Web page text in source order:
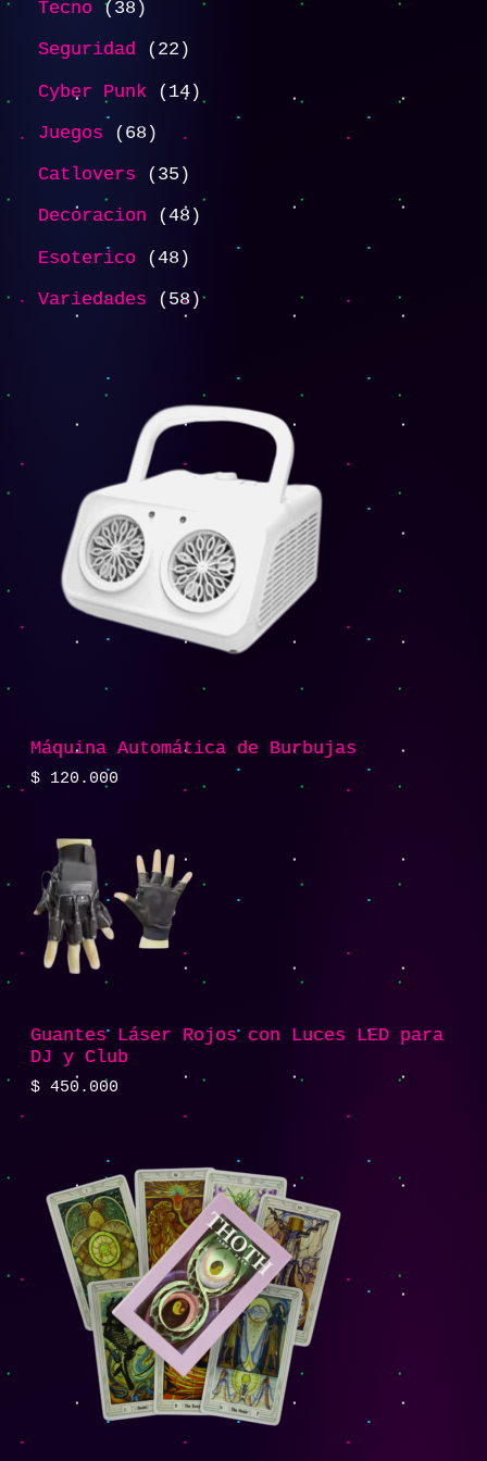
Tecno 38
Seguridad 22
Cyber Punk 14
Juegos 68
Catlovers 35
Decoracion 48
Esoterico 48
Variedades 58
Máquina Automática de Burbujas
$ 120.000
Guantes Láser Rojos con Luces LED para
DJ y Club
$ 450.000